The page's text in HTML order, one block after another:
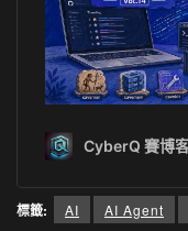
標籤: AI AI Agent